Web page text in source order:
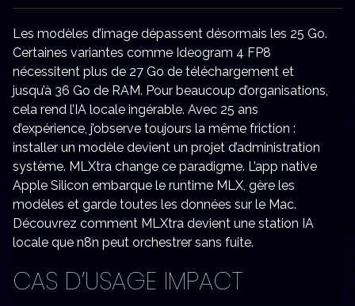
Les modèles d’image dépassent désormais les 25 Go.
Certaines variantes comme Ideogram 4 FP8
nécessitent plus de 27 Go de téléchargement et
jusqu’à 36 Go de RAM. Pour beaucoup d’organisations,
cela rend l’IA locale ingérable. Avec 25 ans
d’expérience, j’observe toujours la même friction :
installer un modèle devient un projet d’administration
système. MLXtra change ce paradigme. L’app native
Apple Silicon embarque le runtime MLX, gère les
modèles et garde toutes les données sur le Mac.
Découvrez comment MLXtra devient une station IA
locale que n8n peut orchestrer sans fuite.
CAS D’USAGE IMPACT